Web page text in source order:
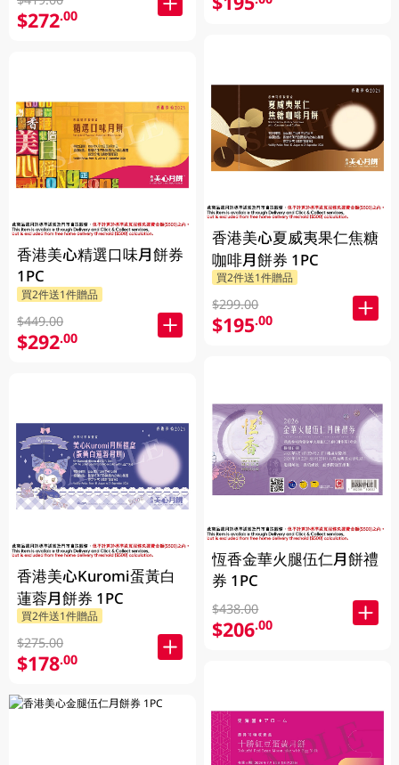
$272.00
香港美心精選口味月餅券
1PC
買2件送1件贈品
$449.00
$292.00
香港美心Kuromi蛋黃白
蓮蓉月餅券 1PC
買2件送1件贈品
$275.00
$178.00
香港美心夏威夷果仁焦糖
咖啡月餅券 1PC
買2件送1件贈品
$299.00
$195.00
恆香金華火腿伍仁月餅禮
券 1PC
$438.00
$206.00